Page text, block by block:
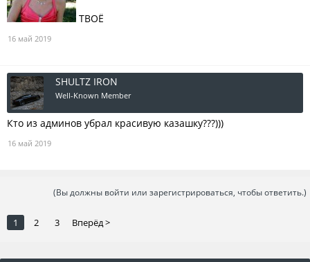
ТВОЁ
16 май 2019
SHULTZ IRON
Well-Known Member
Кто из админов убрал красивую казашку???)))
16 май 2019
(Вы должны войти или зарегистрироваться, чтобы ответить.)
1 2 3 Вперёд >